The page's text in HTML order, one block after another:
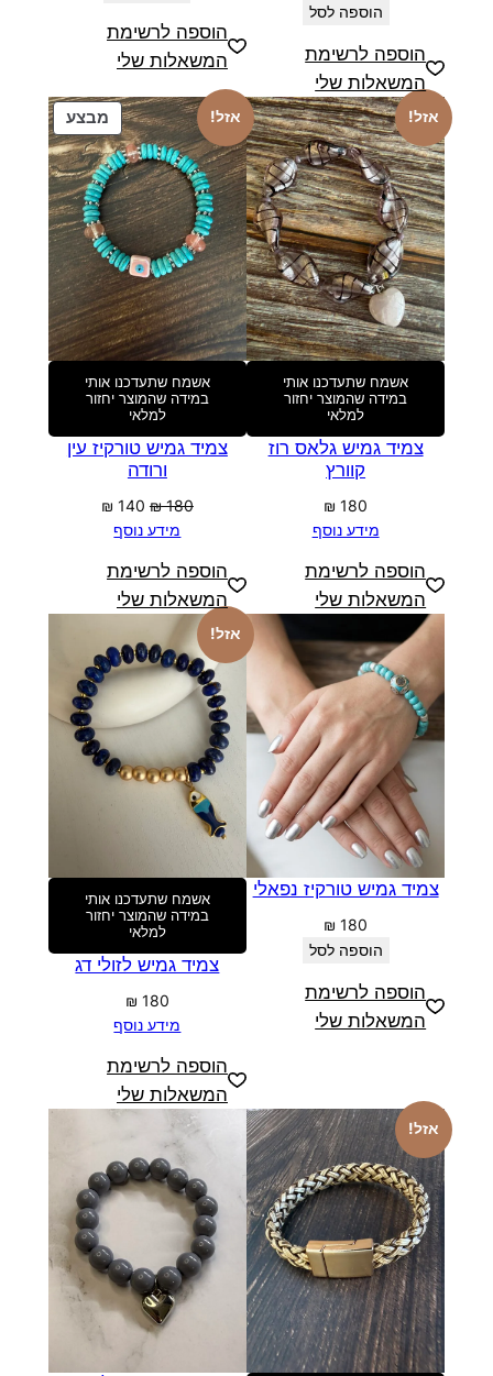
הוספה לסל
הוספה לרשימת
המשאלות שלי
הוספה לרשימת
המשאלות שלי
אזל!
אשמח שתעדכנו אותי
במידה שהמוצר יחזור
למלאי
צמיד גמיש גלאס רוז
קוורץ
₪ 180
מידע נוסף
הוספה לרשימת
המשאלות שלי
מבצעמוצרים
במבצע
אזל!
אשמח שתעדכנו אותי
במידה שהמוצר יחזור
למלאי
צמיד גמיש טורקיז עין
ורודה
₪180
המחיר
המקורי
₪ 180.
₪ 140
מידע נוסף
הוספה לרשימת
המשאלות שלי
צמיד גמיש טורקיז נפאלי
₪ 180
הוספה לסל
הוספה לרשימת
המשאלות שלי
אזל!
אשמח שתעדכנו אותי
במידה שהמוצר יחזור
למלאי
צמיד גמיש לזולי דג
₪ 180
מידע נוסף
הוספה לרשימת
המשאלות שלי
אזל!